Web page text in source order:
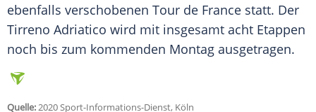
ebenfalls verschobenen Tour de France statt. Der
Tirreno Adriatico wird mit insgesamt acht Etappen
noch bis zum kommenden Montag ausgetragen.
Quelle:2020 Sport-Informations-Dienst, Köln